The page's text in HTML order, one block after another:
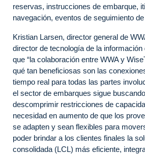
reservas, instrucciones de embarque,
navegación, eventos de seguimiento
Kristian Larsen, director general de
director de tecnología de la
que “la colaboración entre WWA y
qué tan beneficiosas son las
tiempo real para todas las partes
el sector de embarques sigue
descomprimir restricciones de
necesidad en aumento de que los
se adapten y sean flexibles para
poder brindar a los clientes finales la
consolidada (LCL) más eficiente,